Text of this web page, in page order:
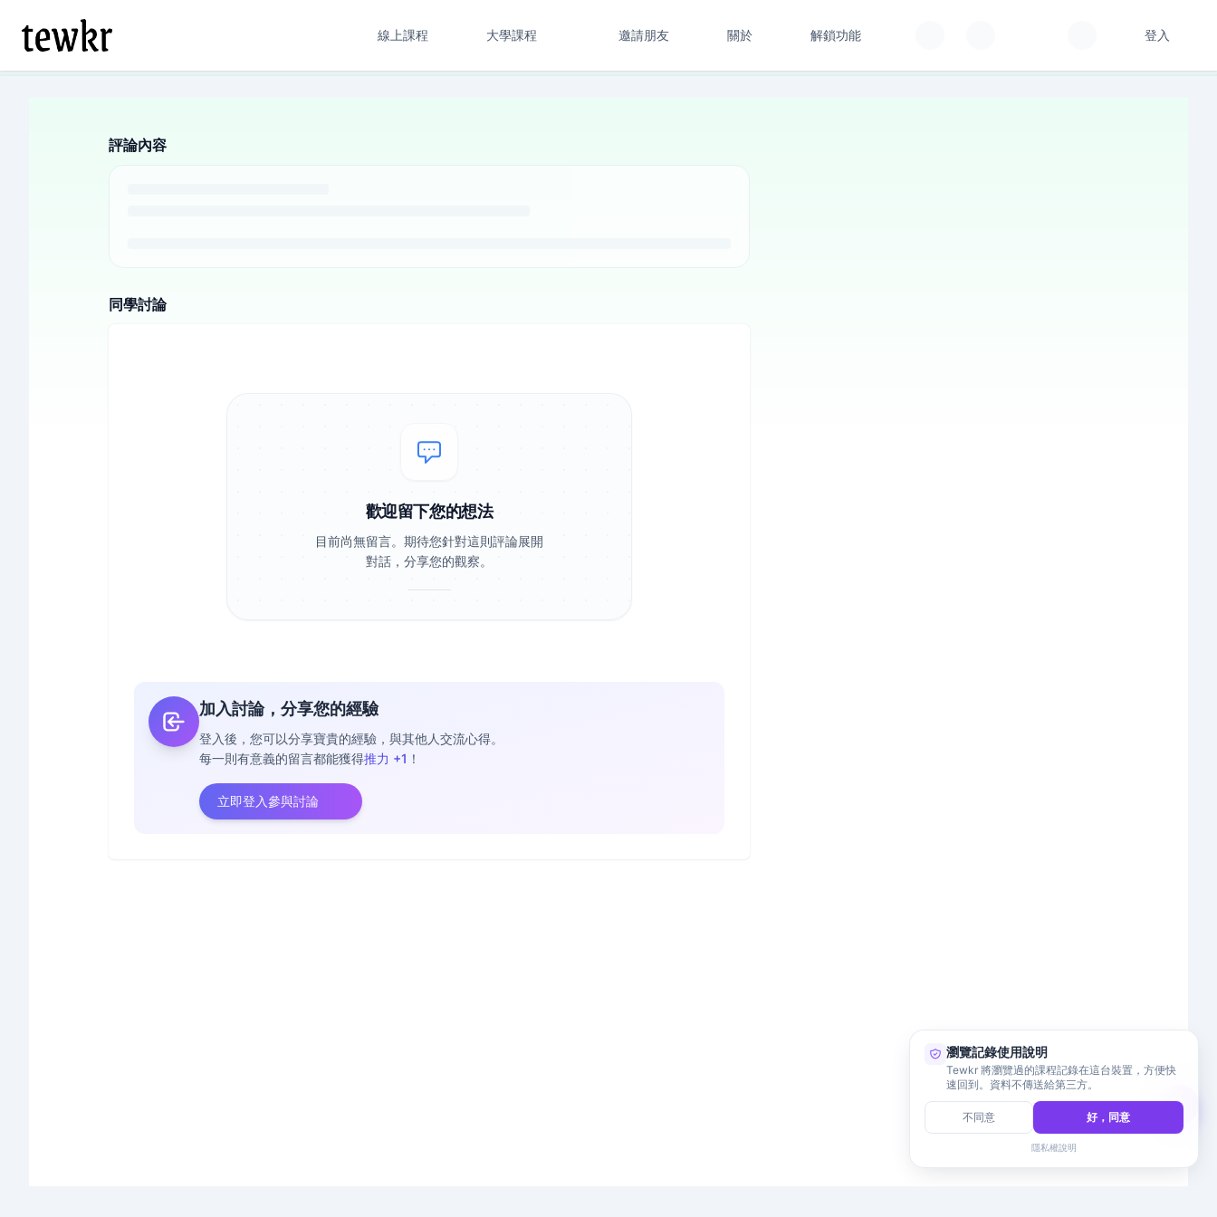
線上課程 大學課程 邀請朋友 關於 解鎖功能 登入
評論內容
同學討論
歡迎留下您的想法
目前尚無留言。期待您針對這則評論展開
對話，分享您的觀察。
加入討論，分享您的經驗
登入後，您可以分享寶貴的經驗，與其他人交流心得。
每一則有意義的留言都能獲得推力 +1 ！
立即登入參與討論
瀏覽記錄使用說明
Tewkr 將瀏覽過的課程記錄在這台裝置，方便快
速回到。資料不傳送給第三方。
不同意 好，同意
隱私權說明